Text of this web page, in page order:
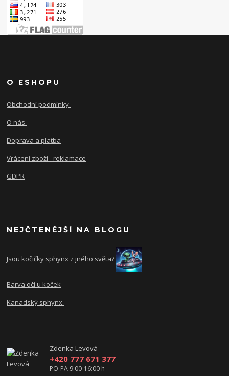
O ESHOPU
Obchodní podmínky
O nás
Doprava a platba
Vrácení zboží - reklamace
GDPR
NEJČTENĚJŠÍ NA BLOGU
Jsou kočičky sphynx z jného světa?
Barva očí u koček
Kanadský sphynx
Zdenka Levová
+420 777 671 377
PO-PA 9:00-16:00 h